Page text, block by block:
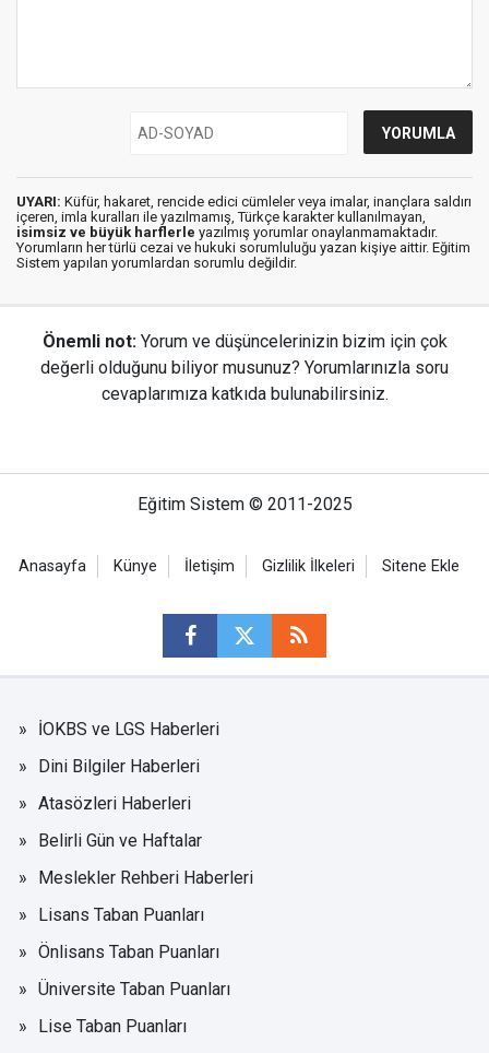
UYARI: Küfür, hakaret, rencide edici cümleler veya imalar, inançlara saldırı
içeren, imla kuralları ile yazılmamış, Türkçe karakter kullanılmayan,
isimsiz ve büyük harflerle yazılmış yorumlar onaylanmamaktadır.
Yorumların her türlü cezai ve hukuki sorumluluğu yazan kişiye aittir. Eğitim
Sistem yapılan yorumlardan sorumlu değildir.
Önemli not: Yorum ve düşüncelerinizin bizim için çok
değerli olduğunu biliyor musunuz? Yorumlarınızla soru
cevaplarımıza katkıda bulunabilirsiniz.
Eğitim Sistem © 2011-2025
Anasayfa Künye İletişim Gizlilik İlkeleri Sitene Ekle
İOKBS ve LGS Haberleri
Dini Bilgiler Haberleri
Atasözleri Haberleri
Belirli Gün ve Haftalar
Meslekler Rehberi Haberleri
Lisans Taban Puanları
Önlisans Taban Puanları
Üniversite Taban Puanları
Lise Taban Puanları